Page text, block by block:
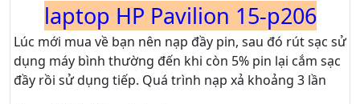
laptop HP Pavilion 15-p206
Lúc mới mua về bạn nên nạp đầy pin, sau đó rút sạc sử
dụng máy bình thường đến khi còn 5% pin lại cắm sạc
đầy rồi sử dụng tiếp. Quá trình nạp xả khoảng 3 lần